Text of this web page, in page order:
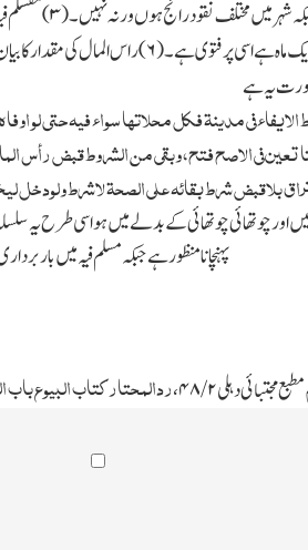
شہر میں مختلف نقود رائج ہوں ورنہ نہیں۔ (۳)
ماہ ہے اسی پر فتوی ہے۔ (۶) راس المال کی مقدار
یہ ہے
فی مدینۃ فکل محلاتہا سواء فیہ حتی لو
فی الاصح فتح،وبقی من الشروط قبض رأس
ولودخلشرط بقائہ علی الصحۃ لاشرطبلاقبض
چوتھائی چوتھائی کے بدلے میں ہو اسی طرح یہ
پہنچانا منظور ہے جبکہ مسلم فیہ میں
مطبع مجتبائی دہلی۲ /۴۸ ،ردالمحتار کتاب البیوع باب